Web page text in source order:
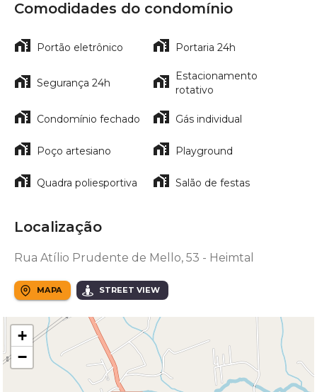
Comodidades do condomínio
Portão eletrônico Portaria 24h
Segurança 24h
Estacionamento
rotativo
Condomínio fechado Gás individual
Poço artesiano Playground
Quadra poliesportiva Salão de festas
Localização
Rua Atílio Prudente de Mello, 53 - Heimtal
MAPA STREET VIEW
+
−